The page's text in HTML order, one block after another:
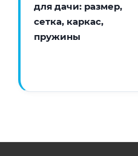
для дачи: размер,
сетка, каркас,
пружины